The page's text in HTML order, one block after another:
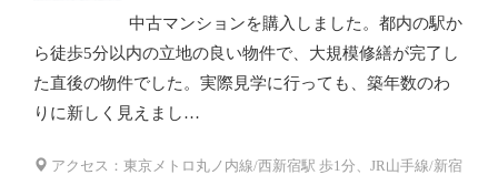
中古マンションを購入しました。都内の駅か
ら徒歩5分以内の立地の良い物件で、大規模修繕が完了し
た直後の物件でした。実際見学に行っても、築年数のわ
りに新しく見えまし…
アクセス：東京メトロ丸ノ内線/西新宿駅 歩1分、JR山手線/新宿